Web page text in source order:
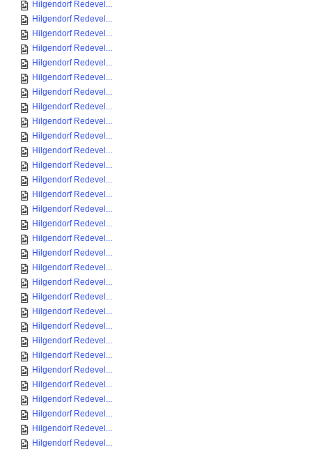
Hilgendorf Redevel...
Hilgendorf Redevel...
Hilgendorf Redevel...
Hilgendorf Redevel...
Hilgendorf Redevel...
Hilgendorf Redevel...
Hilgendorf Redevel...
Hilgendorf Redevel...
Hilgendorf Redevel...
Hilgendorf Redevel...
Hilgendorf Redevel...
Hilgendorf Redevel...
Hilgendorf Redevel...
Hilgendorf Redevel...
Hilgendorf Redevel...
Hilgendorf Redevel...
Hilgendorf Redevel...
Hilgendorf Redevel...
Hilgendorf Redevel...
Hilgendorf Redevel...
Hilgendorf Redevel...
Hilgendorf Redevel...
Hilgendorf Redevel...
Hilgendorf Redevel...
Hilgendorf Redevel...
Hilgendorf Redevel...
Hilgendorf Redevel...
Hilgendorf Redevel...
Hilgendorf Redevel...
Hilgendorf Redevel...
Hilgendorf Redevel...